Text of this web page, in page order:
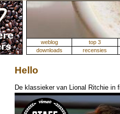
weblog top 3
downloads
recensies
Hello
De klassieker van Lional Ritchie in